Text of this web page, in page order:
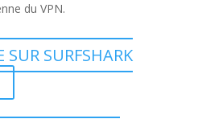
du VPN.
SUR SURFSHARK